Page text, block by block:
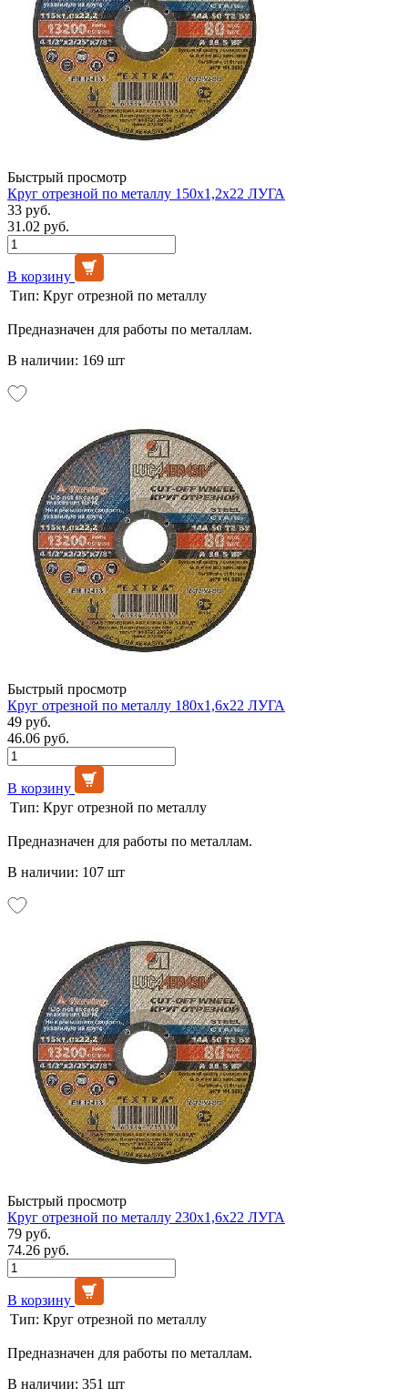
Быстрый просмотр
Круг отрезной по металлу 150х1,2х22 ЛУГА
33 руб.
31.02 руб.
В корзину
Тип: Круг отрезной по металлу
Предназначен для работы по металлам.
В наличии: 169 шт
Быстрый просмотр
Круг отрезной по металлу 180х1,6х22 ЛУГА
49 руб.
46.06 руб.
В корзину
Тип: Круг отрезной по металлу
Предназначен для работы по металлам.
В наличии: 107 шт
Быстрый просмотр
Круг отрезной по металлу 230х1,6х22 ЛУГА
79 руб.
74.26 руб.
В корзину
Тип: Круг отрезной по металлу
Предназначен для работы по металлам.
В наличии: 351 шт